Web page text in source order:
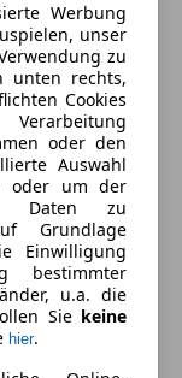
Werbung
unser
zu
unten rechts,
Cookies
oder den
Auswahl
oder um der
Daten zu
Grundlage
Einwilligung
bestimmter
u.a. die
Sie keine
hier.